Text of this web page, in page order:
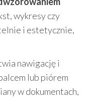
wykresy czy
i estetycznie,
nawigację i
lub piórem
w dokumentach,